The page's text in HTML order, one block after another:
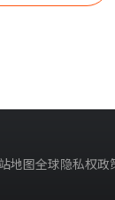
地图全球隐私权政